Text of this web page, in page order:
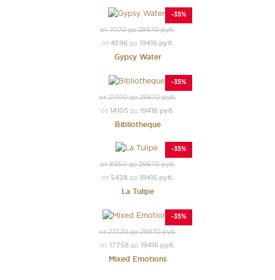
-35%
от 7070 до 29870 руб.
от 4596 до 19416 руб.
Gypsy Water
-35%
от 21700 до 29870 руб.
от 14105 до 19416 руб.
Bibliotheque
-35%
от 8350 до 29870 руб.
от 5428 до 19416 руб.
La Tulipe
-35%
от 27320 до 29870 руб.
от 17758 до 19416 руб.
Mixed Emotions